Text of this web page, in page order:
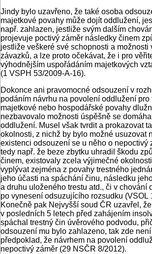
Jindy bylo uzavřeno, že také osoba
majetkové povahy může dojít oddlužení,
např. zahlazen, jestliže svým dalším
projevuje poctivý záměr následky činem
jestliže veškeré své schopnosti a možnosti
závazků, a lze proto očekávat, že i pro
výhodnějším uspořádáním majetkových
(1 VSPH 53/2009-A-16).
Dokonce ani pravomocné odsouzení v
podáním návrhu na povolení oddlužení pro
majetkové nebo hospodářské povahy
nezbavovalo možnosti úspěšně se
oddlužení. Musel však tvrdit a prokazovat
okolnosti, z nichž by bylo možné usuzovat
existenci odsouzení se u něho o nepoctivý
tedy např. že beze zbytku uhradil škodu
činem, existovaly zcela výjimečné
vyplývat zejména z povahy trestného
jeho účasti na spáchání činu, následku
a druhu uloženého trestu atd., či v chování
po vynesení odsuzujícího rozsudku (VSOL
Konečně pak Nejvyšší soud ČR uzavřel,
v posledních 5 letech před zahájením
spáchal trestný čin úvěrového podvodu,
odsouzení mu bylo zahlazeno, tak zde
předpoklad, že návrhem na povolení
nepoctivý záměr (29 NSČR 8/2012).